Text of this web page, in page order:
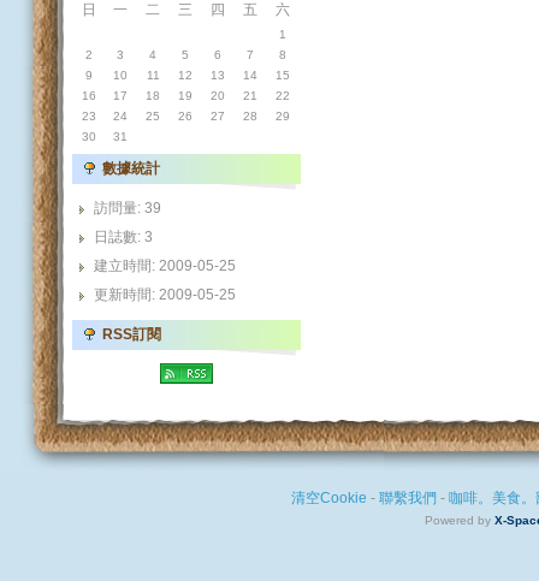
日 一 二 三 四 五 六
1
2
3 4 5 6 7
8
9
10 11 12 13 14
15
16
17 18 19 20 21
22
23
24 25 26 27 28
29
30
31
數據統計
訪問量: 39
日誌數: 3
建立時間: 2009-05-25
更新時間: 2009-05-25
RSS訂閱
清空Cookie -聯繫我們 -咖啡。美食。
Powered byX-